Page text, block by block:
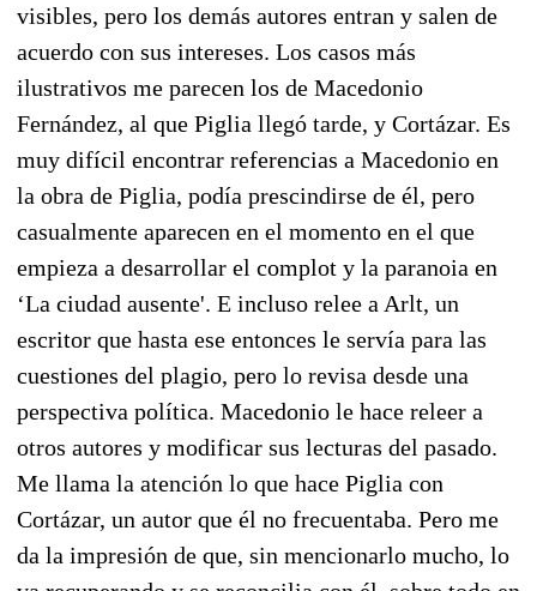
visibles, pero los demás autores entran y salen de
acuerdo con sus intereses. Los casos más
ilustrativos me parecen los de Macedonio
Fernández, al que Piglia llegó tarde, y Cortázar. Es
muy difícil encontrar referencias a Macedonio en
la obra de Piglia, podía prescindirse de él, pero
casualmente aparecen en el momento en el que
empieza a desarrollar el complot y la paranoia en
‘La ciudad ausente'. E incluso relee a Arlt, un
escritor que hasta ese entonces le servía para las
cuestiones del plagio, pero lo revisa desde una
perspectiva política. Macedonio le hace releer a
otros autores y modificar sus lecturas del pasado.
Me llama la atención lo que hace Piglia con
Cortázar, un autor que él no frecuentaba. Pero me
da la impresión de que, sin mencionarlo mucho, lo